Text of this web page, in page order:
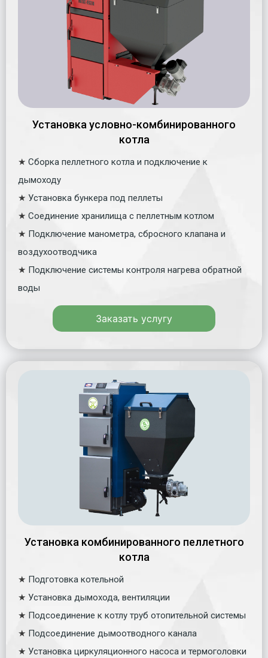
Установка условно-комбинированного
котла
★ Сборка пеллетного котла и подключение к
дымоходу
★ Установка бункера под пеллеты
★ Соединение хранилища с пеллетным котлом
★ Подключение манометра, сбросного клапана и
воздухоотводчика
★ Подключение системы контроля нагрева обратной
воды
Заказать услугу
Установка комбинированного пеллетного
котла
★ Подготовка котельной
★ Установка дымохода, вентиляции
★ Подсоединение к котлу труб отопительной системы
★ Подсоединение дымоотводного канала
★ Установка циркуляционного насоса и термоголовки